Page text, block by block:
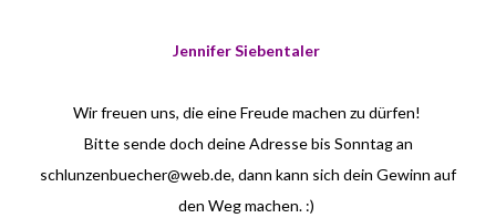
Jennifer Siebentaler
Wir freuen uns, die eine Freude machen zu dürfen!
Bitte sende doch deine Adresse bis Sonntag an
schlunzenbuecher@web.de, dann kann sich dein Gewinn auf
den Weg machen. :)